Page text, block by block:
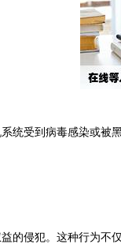
统受到病毒感染或
的侵犯。这种行为不